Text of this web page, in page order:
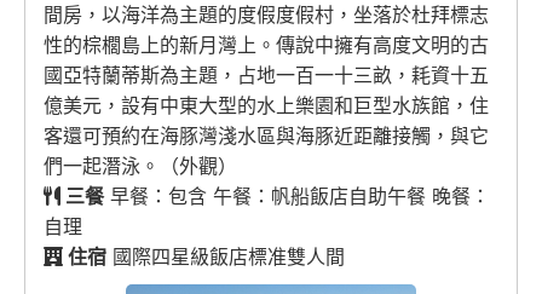
間房，以海洋為主題的度假度假村，坐落於杜拜標志
性的棕櫚島上的新月灣上。傳說中擁有高度文明的古
國亞特蘭蒂斯為主題，占地一百一十三畝，耗資十五
億美元，設有中東大型的水上樂園和巨型水族館，住
客還可預約在海豚灣淺水區與海豚近距離接觸，與它
們一起潛泳。（外觀）
三餐早餐：包含 午餐：帆船飯店自助午餐 晚餐：
自理
住宿 國際四星級飯店標准雙人間